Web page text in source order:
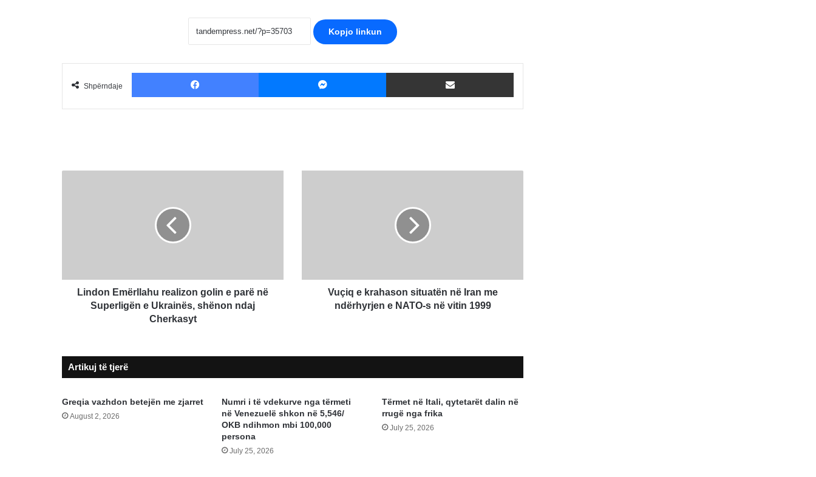
Kopjo linkun
Shpërndaje
Facebook Messenger Shpërndaje me Email
e
Ukrainës,
Lindon Emërllahu realizon golin e parë në
Superligën e Ukrainës, shënon ndaj
Cherkasyt
e
Vuçiq e krahason situatën në Iran me
ndërhyrjen e NATO-s në vitin 1999
Artikuj të tjerë
Greqia vazhdon betejën me zjarret
August 2, 2026
Numri i të vdekurve nga tërmeti
në Venezuelë shkon në 5,546/
OKB ndihmon mbi 100,000
persona
July 25, 2026
Tërmet në Itali, qytetarët dalin në
rrugë nga frika
July 25, 2026